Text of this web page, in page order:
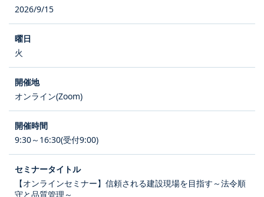
2026/9/15
火
オンライン(Zoom)
9:30～16:30(受付9:00)
【オンラインセミナー】信頼される建設現場を目指す～法令順
守と品質管理～